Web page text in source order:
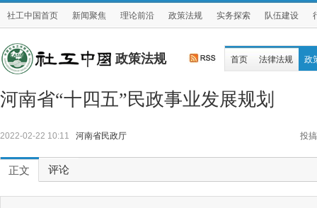
社工中国首页 新闻聚焦 理论前沿 政策法规 实务探索 队伍建设
政策法规 首页 法律法规 政
河南省“十四五”民政事业发展规划
2022-02-22 10:11 河南省民政厅 投搞
正文 评论